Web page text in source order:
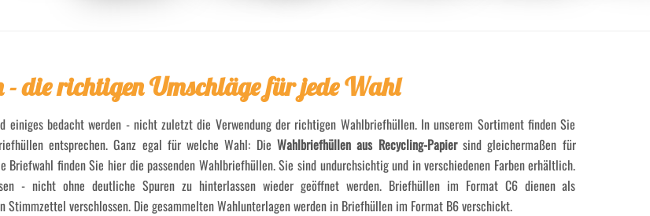
die richtigen Umschläge für jede Wahl
einiges bedacht werden - nicht zuletzt die Verwendung der richtigen Wahlbriefhüllen. In unserem Sortiment finden Sie
entsprechen. Ganz egal für welche Wahl: DieWahlbriefhüllen aus Recycling-Papiersind gleichermaßen für
Briefwahl finden Sie hier die passenden Wahlbriefhüllen. Sie sind undurchsichtig und in verschiedenen Farben erhältlich.
- nicht ohne deutliche Spuren zu hinterlassen wieder geöffnet werden. Briefhüllen im Format C6 dienen als
verschlossen. Die gesammelten Wahlunterlagen werden in Briefhüllen im Format B6 verschickt.